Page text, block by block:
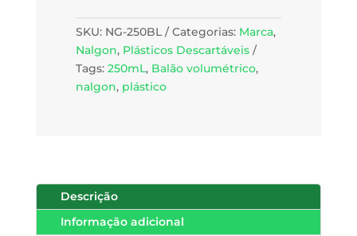
SKU: NG-250BL Categorias: Marca,
Nalgon, Plásticos Descartáveis
Tags: 250mL, Balão volumétrico,
nalgon, plástico
Descrição
Informação adicional